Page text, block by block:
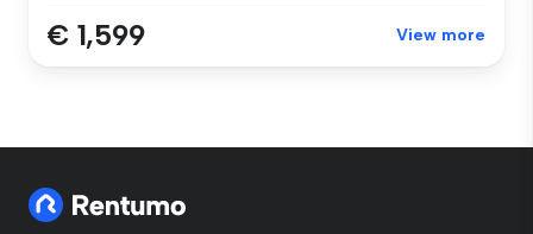
€ 1,599 View more